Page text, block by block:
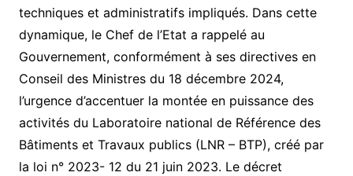
techniques et administratifs impliqués. Dans cette
dynamique, le Chef de l’Etat a rappelé au
Gouvernement, conformément à ses directives en
Conseil des Ministres du 18 décembre 2024,
l’urgence d’accentuer la montée en puissance des
activités du Laboratoire national de Référence des
Bâtiments et Travaux publics (LNR – BTP), créé par
la loi n° 2023- 12 du 21 juin 2023. Le décret